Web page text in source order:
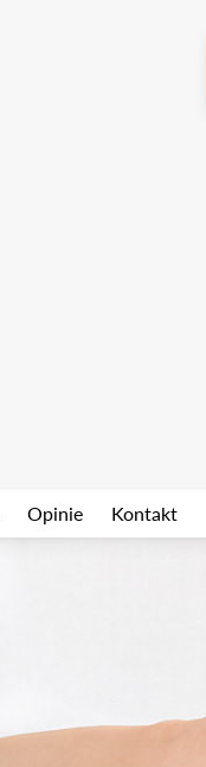
Opinie Kontakt